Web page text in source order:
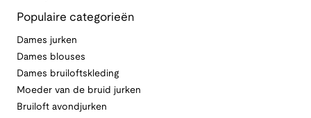
Populaire categorieën
Dames jurken
Dames blouses
Dames bruiloftskleding
Moeder van de bruid jurken
Bruiloft avondjurken